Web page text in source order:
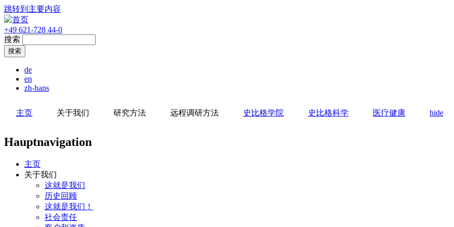
跳转到主要内容
+49 621-728 44-0
搜索
de
en
zh-hans
主页 关于我们 研究方法 远程调研方法 史比格学院 史比格科学 医疗健康 hide
Hauptnavigation
主页
关于我们
这就是我们
历史回顾
这就是我们！
社会责任